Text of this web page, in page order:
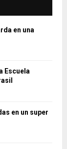
en una
Escuela
en un super